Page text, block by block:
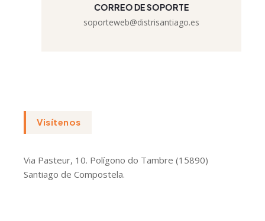
CORREO DE SOPORTE
soporteweb@distrisantiago.es
Visítenos
Via Pasteur, 10. Polígono do Tambre (15890)
Santiago de Compostela.